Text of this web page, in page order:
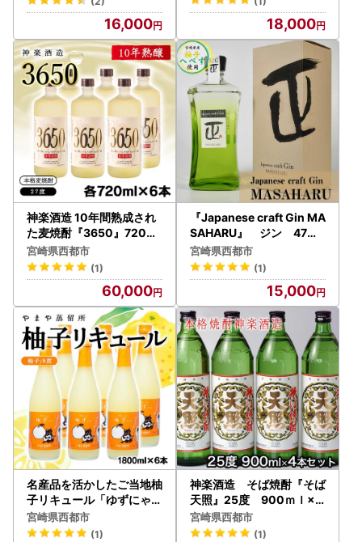
16,000 18,000
神楽酒造 10年間熟成され
た麦焼酎『3650』720ml
×6本セット 深い眠りから
さめた幻の一滴＜7-17a＞
宮崎県西都市
(1)
60,000
『Japanese craft Gin MA
SAHARU』 ジン 47度7
20ｍｌ＜7-5a＞
宮崎県西都市
(1)
15,000
名産品を活かしたご当地柚
子リキュール「ゆずにゃん
」8度 1800ml×6本＜7-7
a＞
宮崎県西都市
(1)
神楽酒造 そば焼酎『そば
天照』25度 900ｍｌ×4
本＜23-11a＞
宮崎県西都市
(1)